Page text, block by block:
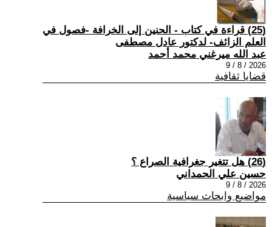
(25) قراءة في كتاب - الحنين إلى الخرافة -فصول في
العلم الزائف- لدكتور عادل مصطفى
عبد الله ميرغني محمد أحمد
2026 / 8 / 9
قضايا ثقافية
(26) هل تتغير جغرافية الصراع ؟
حسين علي الحمداني
2026 / 8 / 9
مواضيع وابحاث سياسية